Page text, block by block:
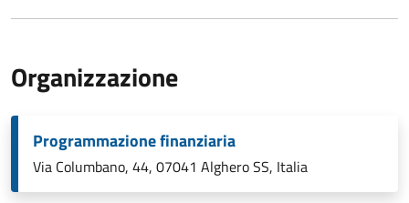
Organizzazione
Programmazione finanziaria
Via Columbano, 44, 07041 Alghero SS, Italia